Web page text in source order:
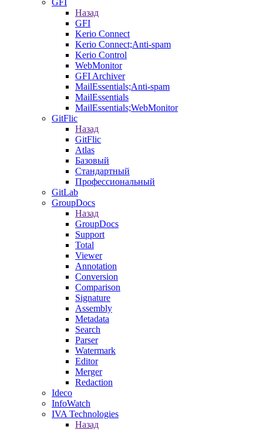
GFI
Назад
GFI
Kerio Connect
Kerio Connect;Anti-spam
Kerio Control
WebMonitor
GFI Archiver
MailEssentials;Anti-spam
MailEssentials
MailEssentials;WebMonitor
GitFlic
Назад
GitFlic
Atlas
Базовый
Стандартный
Профессиональный
GitLab
GroupDocs
Назад
GroupDocs
Support
Total
Viewer
Annotation
Conversion
Comparison
Signature
Assembly
Metadata
Search
Parser
Watermark
Editor
Merger
Redaction
Ideco
InfoWatch
IVA Technologies
Назад